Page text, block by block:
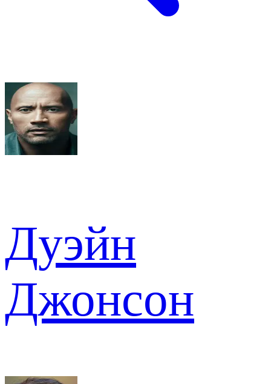
Дуэйн
Джонсон